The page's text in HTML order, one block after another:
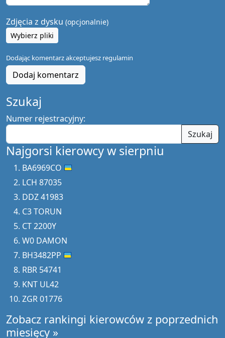
Zdjęcia z dysku (opcjonalnie)
Wybierz pliki
Dodając komentarz akceptujesz regulamin
Dodaj komentarz
Szukaj
Numer rejestracyjny:
Szukaj
Najgorsi kierowcy w sierpniu
BA6969CO
LCH 87035
DDZ 41983
C3 TORUN
CT 2200Y
W0 DAMON
BH3482PP
RBR 54741
KNT UL42
ZGR 01776
Zobacz rankingi kierowców z poprzednich
miesięcy »